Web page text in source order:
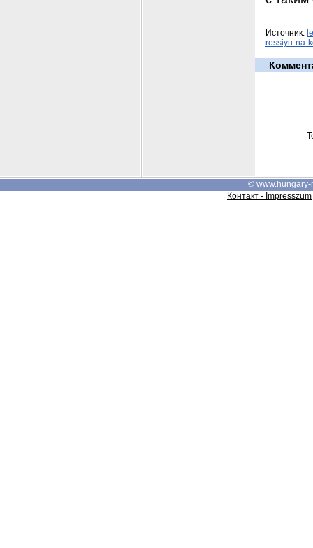
Источник:
rossiyu-na-
© www.hungary-
Контакт - Impresszum